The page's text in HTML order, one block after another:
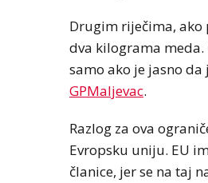
Drugim riječima, ako
dva kilograma
samo ako je jasno
GPMaljevac.
Razlog za ova
Evropsku uniju. EU
članice, jer se na taj